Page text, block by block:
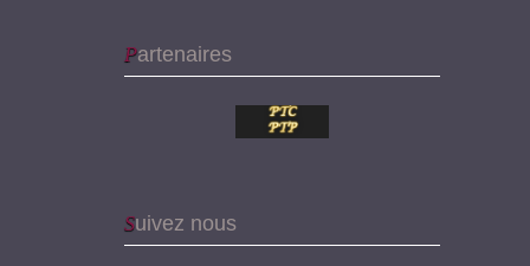
Partenaires
Suivez nous